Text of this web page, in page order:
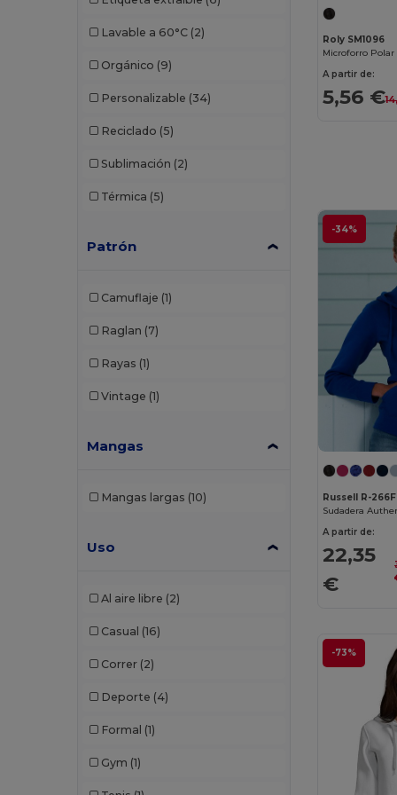
Valento
Lavable a 60°C (2)
Orgánico (9)
Personalizable (34)
Reciclado (5)
Sublimación (2)
Térmica (5)
Patrón
Camuflaje (1)
Raglan (7)
Rayas (1)
Vintage (1)
Mangas
Mangas largas (10)
Uso
Al aire libre (2)
Casual (16)
Correr (2)
Deporte (4)
Formal (1)
Gym (1)
Roly SM1096
A partir de:
5,56 €
-34%
Russell R-
A partir de:
22,35
€
-73%